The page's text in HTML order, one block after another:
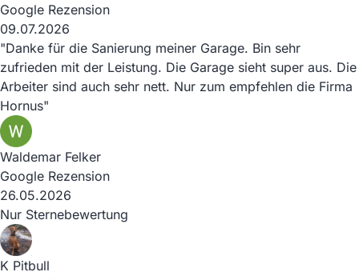
Google Rezension
09.07.2026
"Danke für die Sanierung meiner Garage. Bin sehr
zufrieden mit der Leistung. Die Garage sieht super aus. Die
Arbeiter sind auch sehr nett. Nur zum empfehlen die Firma
Hornus"
Waldemar Felker
Google Rezension
26.05.2026
Nur Sternebewertung
K Pitbull